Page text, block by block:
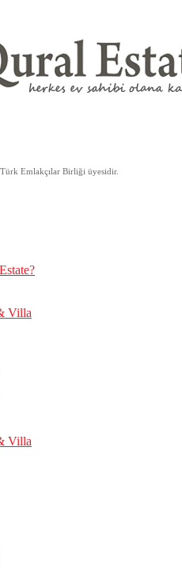
Türk Emlakçılar Birliği üyesidir.
Villa
Villa